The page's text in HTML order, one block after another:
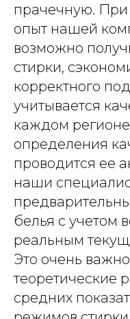
прачечную. При
опыт нашей
возможно
стирки,
корректного
учитывается
каждом
определения
проводится ее
наши
белья с учетом
реальным
Это очень
теоретические
средних